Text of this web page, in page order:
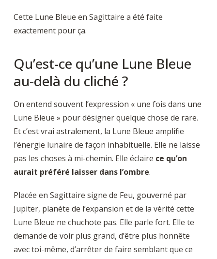
Cette Lune Bleue en Sagittaire a été faite
exactement pour ça.
Qu’est-ce qu’une Lune Bleue
au-delà du cliché ?
On entend souvent l’expression « une fois dans une
Lune Bleue » pour désigner quelque chose de rare.
Et c’est vrai astralement, la Lune Bleue amplifie
l’énergie lunaire de façon inhabituelle. Elle ne laisse
pas les choses à mi-chemin. Elle éclaire ce qu’on
aurait préféré laisser dans l’ombre.
Placée en Sagittaire signe de Feu, gouverné par
Jupiter, planète de l’expansion et de la vérité cette
Lune Bleue ne chuchote pas. Elle parle fort. Elle te
demande de voir plus grand, d’être plus honnête
avec toi-même, d’arrêter de faire semblant que ce